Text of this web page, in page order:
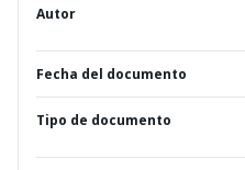
Autor
Fecha del documento
Tipo de documento